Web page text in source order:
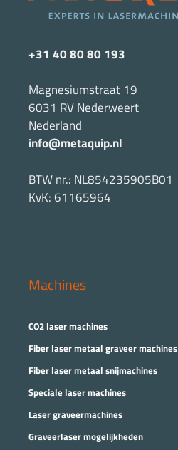
+31 40 80 80 193
Magnesiumstraat 19
6031 RV Nederweert
Nederland
info@metaquip.nl
BTW nr.: NL854235905B01
KvK: 61165964
Machines
CO2 laser machines
Fiber laser metaal graveer machines
Fiber laser metaal snijmachines
Speciale laser machines
Laser graveermachines
Graveerlaser mogelijkheden